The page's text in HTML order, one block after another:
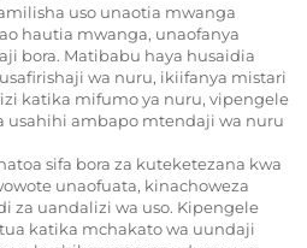
uso unaotia mwanga
hautia mwanga, unaofanya
bora. Matibabu haya husaidia
wa nuru, ikiifanya mistari
katika mifumo ya nuru, vipengele
usahihi ambapo mtendaji wa nuru
sifa bora za kuteketezana kwa
unaofuata, kinachoweza
za uandalizi wa uso. Kipengele
katika mchakato wa uundaji